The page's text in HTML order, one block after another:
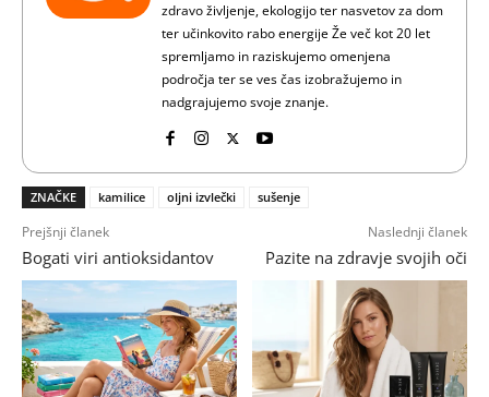
zdravo življenje, ekologijo ter nasvetov za dom
ter učinkovito rabo energije Že več kot 20 let
spremljamo in raziskujemo omenjena
področja ter se ves čas izobražujemo in
nadgrajujemo svoje znanje.
ZNAČKE kamilice oljni izvlečki sušenje
Prejšnji članek
Bogati viri antioksidantov
Naslednji članek
Pazite na zdravje svojih oči